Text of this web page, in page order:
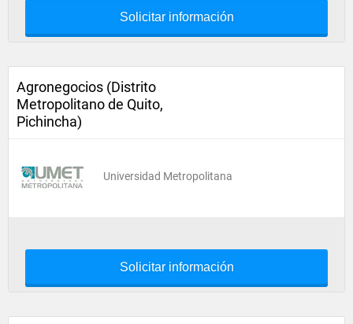
Solicitar información
Agronegocios (Distrito
Metropolitano de Quito,
Pichincha)
Universidad Metropolitana
Solicitar información